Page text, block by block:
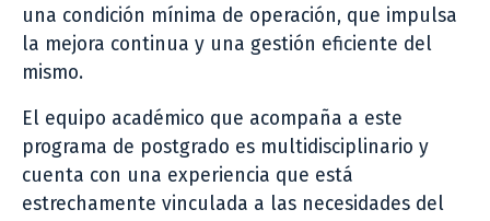
una condición mínima de operación, que impulsa
la mejora continua y una gestión eficiente del
mismo.
El equipo académico que acompaña a este
programa de postgrado es multidisciplinario y
cuenta con una experiencia que está
estrechamente vinculada a las necesidades del